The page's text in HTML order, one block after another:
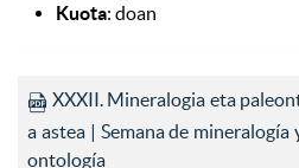
Kuota: doan
XXXII. Mineralogia eta
a astea | Semana de mineralogía
ontología